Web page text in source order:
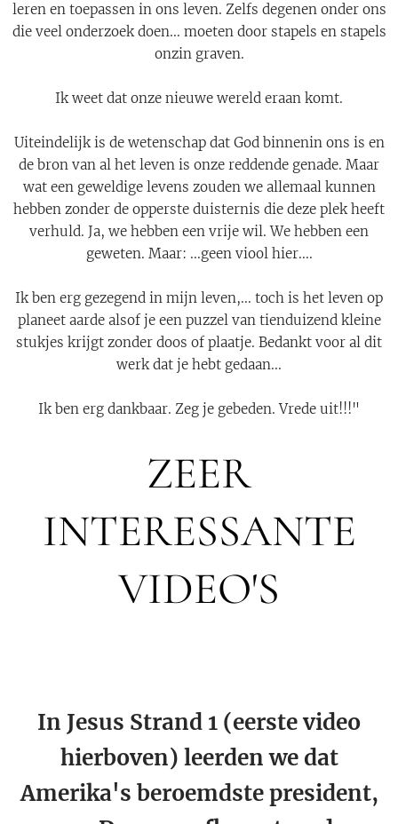
leren en toepassen in ons leven. Zelfs degenen onder ons
die veel onderzoek doen... moeten door stapels en stapels
onzin graven.
Ik weet dat onze nieuwe wereld eraan komt.
Uiteindelijk is de wetenschap dat God binnenin ons is en
de bron van al het leven is onze reddende genade. Maar
wat een geweldige levens zouden we allemaal kunnen
hebben zonder de opperste duisternis die deze plek heeft
verhuld. Ja, we hebben een vrije wil. We hebben een
geweten. Maar: ...geen viool hier....
Ik ben erg gezegend in mijn leven,... toch is het leven op
planeet aarde alsof je een puzzel van tienduizend kleine
stukjes krijgt zonder doos of plaatje. Bedankt voor al dit
werk dat je hebt gedaan...
Ik ben erg dankbaar. Zeg je gebeden. Vrede uit!!!"
ZEER
INTERESSANTE
VIDEO'S
In Jesus Strand 1 (eerste video
hierboven) leerden we dat
Amerika's beroemdste president,